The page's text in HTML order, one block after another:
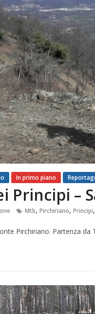
In primo piano
Principi –
Mtb, Pirchiriano, Principi,
Pirchiriano. Partenza